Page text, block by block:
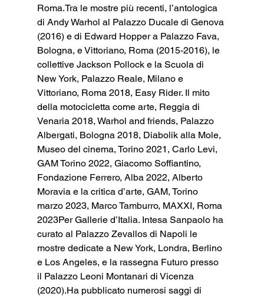
Roma.Tra le mostre più recenti, l’antologica
di Andy Warhol al Palazzo Ducale di Genova
(2016) e di Edward Hopper a Palazzo Fava,
Bologna, e Vittoriano, Roma (2015-2016), le
collettive Jackson Pollock e la Scuola di
New York, Palazzo Reale, Milano e
Vittoriano, Roma 2018, Easy Rider. Il mito
della motocicletta come arte, Reggia di
Venaria 2018, Warhol and friends, Palazzo
Albergati, Bologna 2018, Diabolik alla Mole,
Museo del cinema, Torino 2021, Carlo Levi,
GAM Torino 2022, Giacomo Soffiantino,
Fondazione Ferrero, Alba 2022, Alberto
Moravia e la critica d’arte, GAM, Torino
marzo 2023, Marco Tamburro, MAXXI, Roma
2023Per Gallerie d’Italia. Intesa Sanpaolo ha
curato al Palazzo Zevallos di Napoli le
mostre dedicate a New York, Londra, Berlino
e Los Angeles, e la rassegna Futuro presso
il Palazzo Leoni Montanari di Vicenza
(2020).Ha pubblicato numerosi saggi di